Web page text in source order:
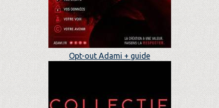
Opt-out Adami + guide